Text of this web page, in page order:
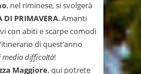
, nel riminese, si svolgerà
PRIMAVERA. Amanti
con abiti e scarpe comodi
di quest’anno
media difficoltà!
Maggiore, qui potrete